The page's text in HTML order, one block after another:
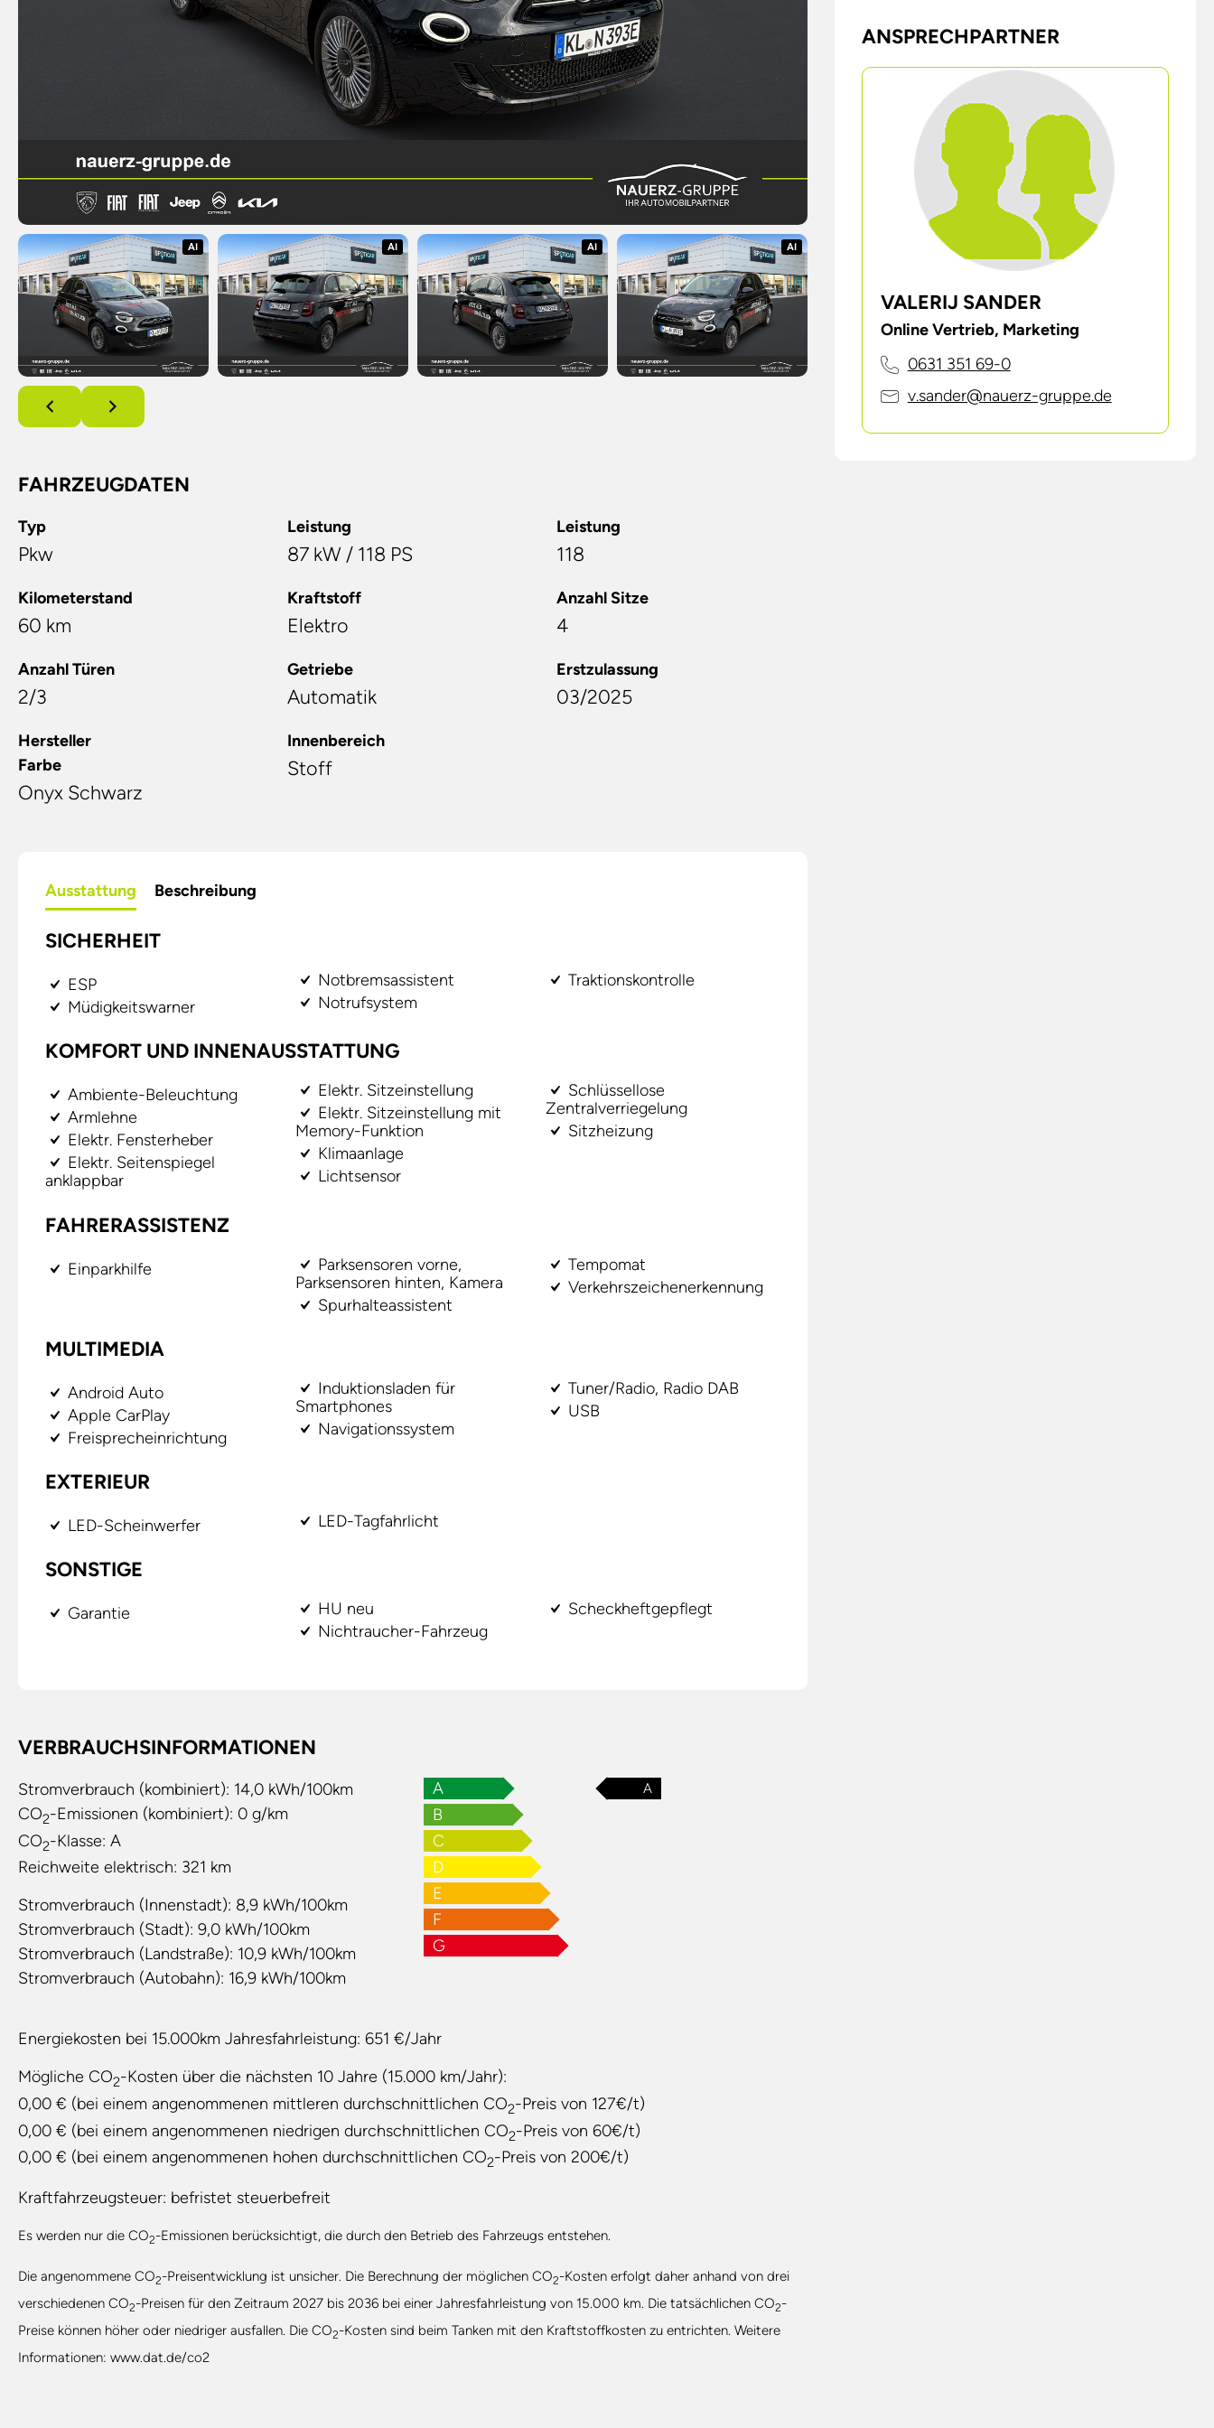
AI AI AI AI
FAHRZEUGDATEN
Typ
Pkw
Leistung
87 kW / 118 PS
Leistung
118
Kilometerstand
60 km
Kraftstoff
Elektro
Anzahl Sitze
4
Anzahl Türen
2/3
Getriebe
Automatik
Erstzulassung
03/2025
Hersteller
Farbe
Onyx Schwarz
Innenbereich
Stoff
Ausstattung Beschreibung
SICHERHEIT
ESP
Müdigkeitswarner
Notbremsassistent
Notrufsystem
Traktionskontrolle
KOMFORT UND INNENAUSSTATTUNG
Ambiente-Beleuchtung
Armlehne
Elektr. Fensterheber
Elektr. Seitenspiegel
anklappbar
Elektr. Sitzeinstellung
Elektr. Sitzeinstellung mit
Memory-Funktion
Klimaanlage
Lichtsensor
Schlüssellose
Zentralverriegelung
Sitzheizung
FAHRERASSISTENZ
Einparkhilfe
Parksensoren vorne,
Parksensoren hinten, Kamera
Spurhalteassistent
Tempomat
Verkehrszeichenerkennung
MULTIMEDIA
Android Auto
Apple CarPlay
Freisprecheinrichtung
Induktionsladen für
Smartphones
Navigationssystem
Tuner/Radio, Radio DAB
USB
EXTERIEUR
LED-Scheinwerfer LED-Tagfahrlicht
SONSTIGE
Garantie
HU neu
Nichtraucher-Fahrzeug
Scheckheftgepflegt
VERBRAUCHSINFORMATIONEN
Stromverbrauch (kombiniert): 14,0 kWh/100km
CO2-Emissionen (kombiniert): 0 g/km
CO2-Klasse: A
Reichweite elektrisch: 321 km
Stromverbrauch (Innenstadt): 8,9 kWh/100km
Stromverbrauch (Stadt): 9,0 kWh/100km
Stromverbrauch (Landstraße): 10,9 kWh/100km
Stromverbrauch (Autobahn): 16,9 kWh/100km
A A
B
C
D
E
F
G
Energiekosten bei 15.000km Jahresfahrleistung: 651 €/Jahr
Mögliche CO2-Kosten über die nächsten 10 Jahre (15.000 km/Jahr):
0,00 € (bei einem angenommenen mittleren durchschnittlichen CO2-Preis von 127€/t)
0,00 € (bei einem angenommenen niedrigen durchschnittlichen CO2-Preis von 60€/t)
0,00 € (bei einem angenommenen hohen durchschnittlichen CO2-Preis von 200€/t)
Kraftfahrzeugsteuer: befristet steuerbefreit
Es werden nur die CO2-Emissionen berücksichtigt, die durch den Betrieb des Fahrzeugs entstehen.
Die angenommene CO2-Preisentwicklung ist unsicher. Die Berechnung der möglichen CO2-Kosten erfolgt daher anhand von drei
verschiedenen CO2-Preisen für den Zeitraum 2027 bis 2036 bei einer Jahresfahrleistung von 15.000 km. Die tatsächlichen CO2-
Preise können höher oder niedriger ausfallen. Die CO2-Kosten sind beim Tanken mit den Kraftstoffkosten zu entrichten. Weitere
Informationen: www.dat.de/co2
ANSPRECHPARTNER
VALERIJ SANDER
Online Vertrieb, Marketing
0631 351 69-0
v.sander@nauerz-gruppe.de